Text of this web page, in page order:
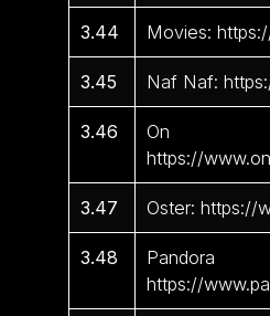
3.44 Movies:
3.45 Naf Naf:
3.46
On
https://
3.47 Oster: https://
3.48
https://